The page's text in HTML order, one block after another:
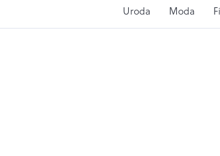
Uroda Moda